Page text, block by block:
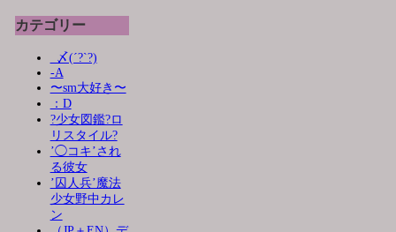
カテゴリー
_〆(´?`?)
-A
〜sm大好き〜
：D
?少女図鑑?ロ
リスタイル?
’◯コキ’され
る彼女
’囚人兵’魔法
少女野中カレ
ン